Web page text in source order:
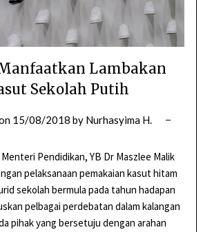
Lambakan
Sekolah Putih
15/08/2018 by Nurhasyima H.
Pendidikan, YB Dr Maszlee Malik
pelaksanaan pemakaian kasut hitam
sekolah bermula pada tahun hadapan
pelbagai perdebatan dalam kalangan
pihak yang bersetuju dengan arahan